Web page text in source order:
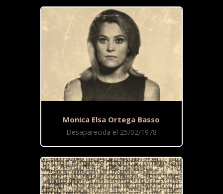
Monica Elsa Ortega Basso
Desaparecida el 25/02/1978